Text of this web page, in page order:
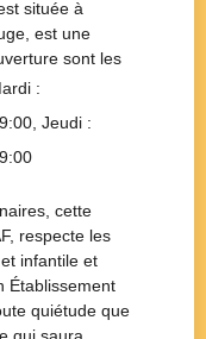
située à
, est une
sont les
:
, Jeudi :
cette
respecte les
infantile et
Établissement
quiétude que